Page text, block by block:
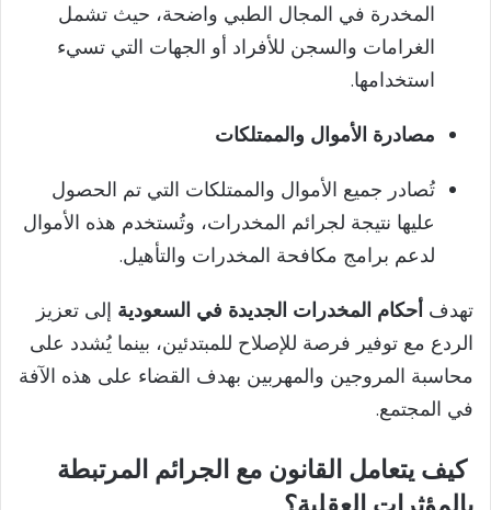
المخدرة في المجال الطبي واضحة، حيث تشمل
الغرامات والسجن للأفراد أو الجهات التي تسيء
استخدامها.
مصادرة الأموال والممتلكات
تُصادر جميع الأموال والممتلكات التي تم الحصول
عليها نتيجة لجرائم المخدرات، وتُستخدم هذه الأموال
لدعم برامج مكافحة المخدرات والتأهيل.
تهدف أحكام المخدرات الجديدة في السعودية إلى تعزيز
الردع مع توفير فرصة للإصلاح للمبتدئين، بينما يُشدد على
محاسبة المروجين والمهربين بهدف القضاء على هذه الآفة
في المجتمع.
كيف يتعامل القانون مع الجرائم المرتبطة